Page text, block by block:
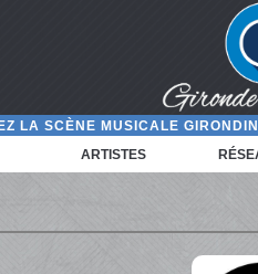
LA SCÈNE MUSICALE
ARTISTES